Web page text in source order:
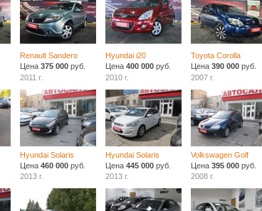
Renault Sandero
Цена375 000 руб.
2011 г.
Hyundai i20
Цена 400 000руб.
2010 г.
Toyota Corolla
Цена 390 000руб.
2007 г.
Hyundai Solaris
Цена460 000 руб.
2013 г.
Hyundai Solaris
Цена 445 000руб.
2013 г.
Volkswagen Golf
Цена 395 000руб.
2008 г.